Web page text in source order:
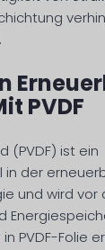
PVDF
(PVDF) ist ein
in der
und wird vor
PVDF-Folie